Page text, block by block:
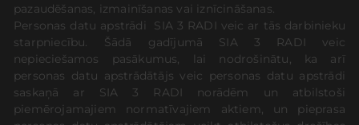
pazaudēšanas, izmainīšanas vai iznīcināšanas.
Personas datu apstrādi SIA 3 RADI veic ar tās darbinieku
starpniecību. Šādā gadījumā SIA 3 RADI veic
nepieciešamos pasākumus, lai nodrošinātu, ka arī
personas datu apstrādātājs veic personas datu apstrādi
saskaņā ar SIA 3 RADI norādēm un atbilstoši
piemērojamajiem normatīvajiem aktiem, un pieprasa